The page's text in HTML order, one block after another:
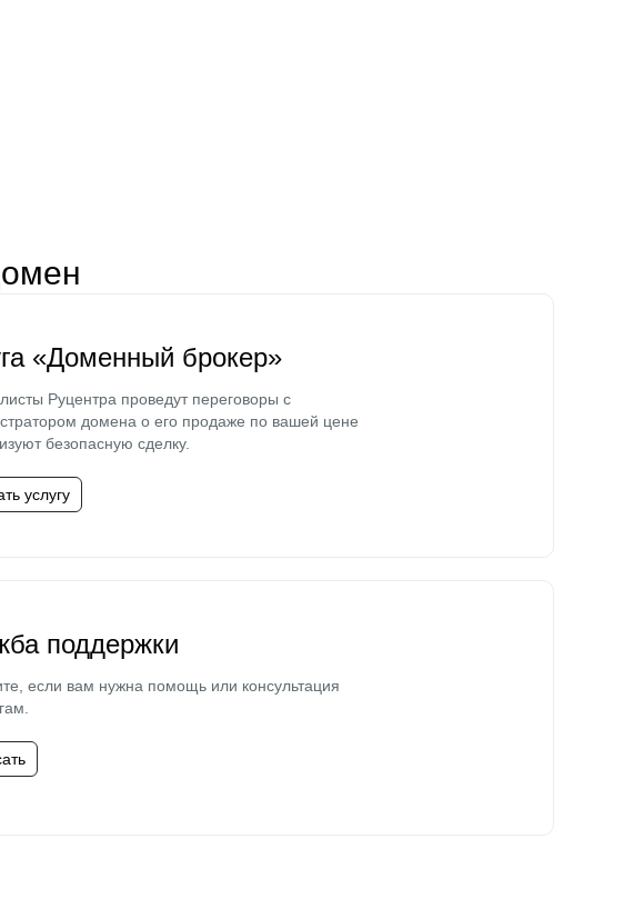
«Доменный брокер»
Руцентра проведут переговоры с
домена о его продаже по вашей цене
безопасную сделку.
услугу
поддержки
если вам нужна помощь или консультация